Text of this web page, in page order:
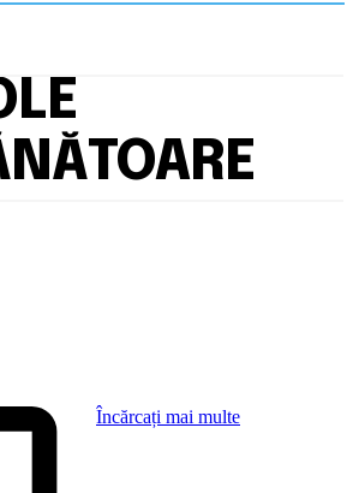
Încărcați mai multe